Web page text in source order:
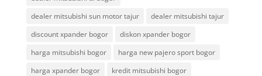
dealer mitsubishi sun motor tajur
dealer mitsubishi tajur
discount xpander bogor
diskon xpander bogor
harga mitsubishi bogor
harga new pajero sport bogor
harga xpander bogor
kredit mitsubishi bogor